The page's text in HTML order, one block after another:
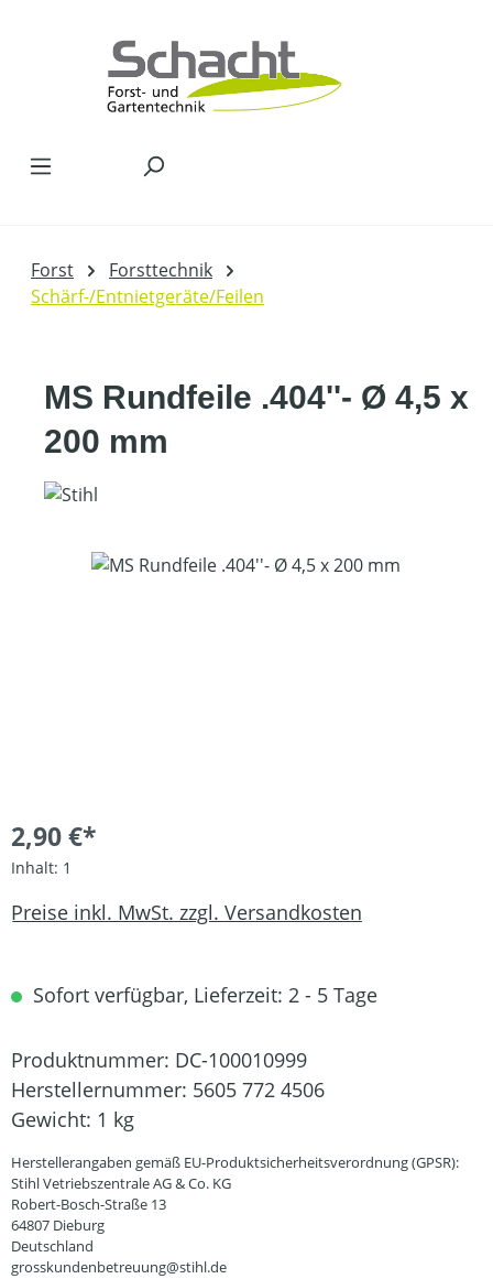
Forst
Forsttechnik
Schärf-/Entnietgeräte/Feilen
MS Rundfeile .404''- Ø 4,5 x
200 mm
Bildergalerie überspringen
2,90 €*
Inhalt: 1
Preise inkl. MwSt. zzgl. Versandkosten
Sofort verfügbar, Lieferzeit: 2 - 5 Tage
Produktnummer: DC-100010999
Herstellernummer: 5605 772 4506
Gewicht: 1 kg
Herstellerangaben gemäß EU-Produktsicherheitsverordnung (GPSR):
Stihl Vetriebszentrale AG & Co. KG
Robert-Bosch-Straße 13
64807 Dieburg
Deutschland
grosskundenbetreuung@stihl.de